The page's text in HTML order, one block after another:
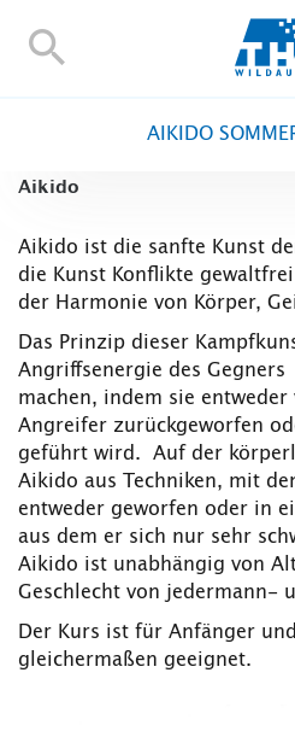
FORSCHUNG UND TRANSFER
ALUMNI
HOCHSCHULE
INTERNATIONAL
BESCHÄFTIGTE
Blogs Kontakt und Anfahrt
TH Online-Portal
AIKIDO
Aikido
Aikido ist die sanfte Kunst
die Kunst Konflikte
der Harmonie von Körper,
Das Prinzip dieser
Angriffsenergie des
machen, indem sie
Angreifer zurückgeworfen
geführt wird. Auf der
Aikido aus Techniken, mit
entweder geworfen oder in
aus dem er sich nur sehr
Aikido ist unabhängig von
Geschlecht von jedermann-
Der Kurs ist für Anfänger
gleichermaßen geeignet.